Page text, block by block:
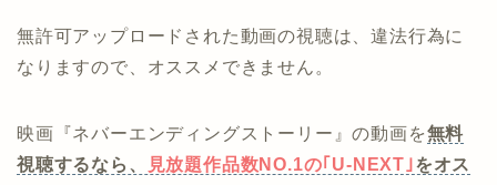
無許可アップロードされた動画の視聴は、違法行為に
なりますので、オススメできません。
映画『ネバーエンディングストーリー』の動画を無料
視聴するなら、
見放題作品数NO.1の｢U-NEXT｣ をオス